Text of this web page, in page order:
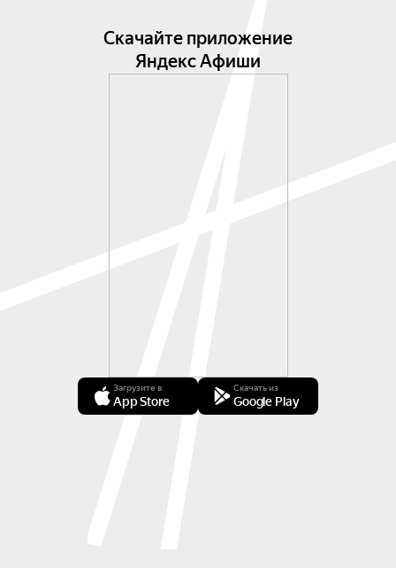
Скачайте приложение
Яндекс Афиши
Загрузите в
App Store
Скачать из
Google Play